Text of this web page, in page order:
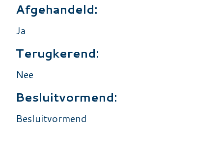
Afgehandeld:
Ja
Terugkerend:
Nee
Besluitvormend:
Besluitvormend